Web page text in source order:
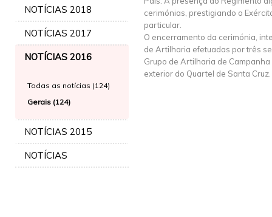
NOTÍCIAS 2018
NOTÍCIAS 2017
NOTÍCIAS 2016
Todas as notícias (124)
Gerais (124)
NOTÍCIAS 2015
NOTÍCIAS
cerimónias, prestigiando o
particular.
O encerramento da cerimónia,
de Artilharia efetuadas por três
Grupo de Artilharia de
exterior do Quartel de Santa Cruz.